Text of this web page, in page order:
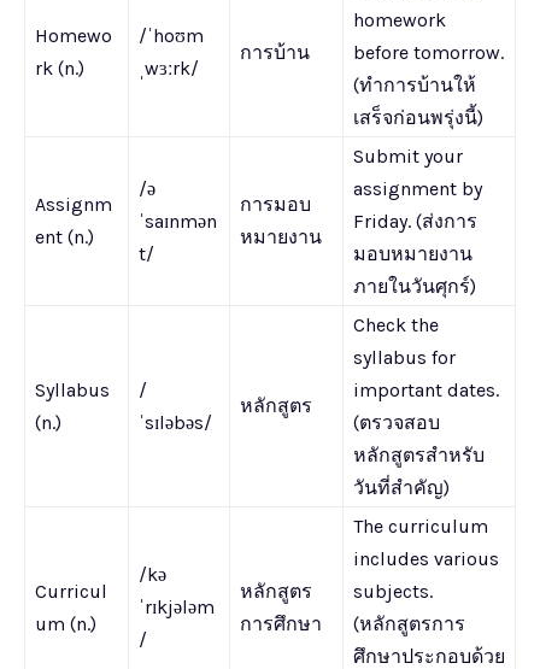
Homewo
rk (n.)
/ˈhoʊm
ˌwɜːrk/
การบ้าน
homework
before tomorrow.
(ทำการบ้านให้
เสร็จก่อนพรุ่งนี้)
Assignm
ent (n.)
/ə
ˈsaɪnmən
t/
การมอบ
หมายงาน
Submit your
assignment by
Friday. (ส่งการ
มอบหมายงาน
ภายในวันศุกร์)
Syllabus
(n.)
/
ˈsɪləbəs/
หลักสูตร
Check the
syllabus for
important dates.
(ตรวจสอบ
หลักสูตรสำหรับ
วันที่สำคัญ)
Curricul
um (n.)
/kə
ˈrɪkjələm
/
หลักสูตร
การศึกษา
The curriculum
includes various
subjects.
(หลักสูตรการ
ศึกษาประกอบด้วย